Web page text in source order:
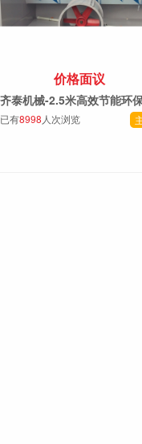
价格面议
已有8998 人次浏览